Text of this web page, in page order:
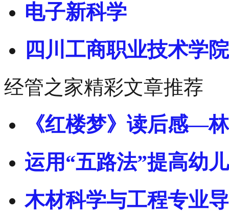
电子新科学
四川工商职业技术学院
经管之家精彩文章推荐
《红楼梦》读后感—
运用“五路法”提高幼
木材科学与工程专业